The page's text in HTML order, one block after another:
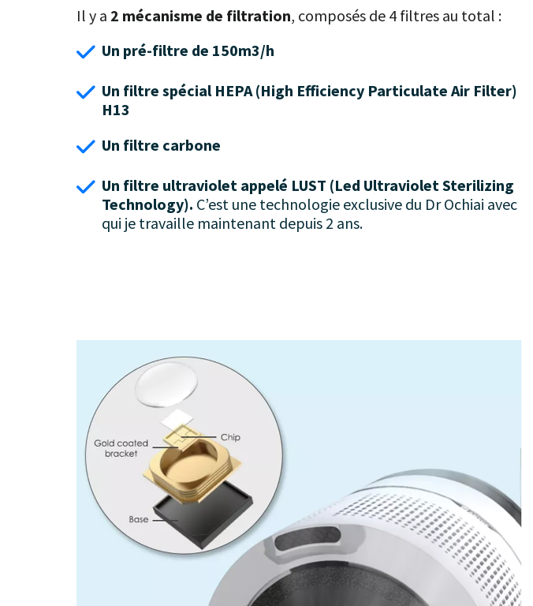
Il y a 2 mécanisme de filtration, composés de 4 filtres au total :
Un pré-filtre de 150m3/h
Un filtre spécial HEPA (High Efficiency Particulate Air Filter)
H13
Un filtre carbone
Un filtre ultraviolet appelé LUST (Led Ultraviolet Sterilizing
Technology). C’est une technologie exclusive du Dr Ochiai avec
qui je travaille maintenant depuis 2 ans.